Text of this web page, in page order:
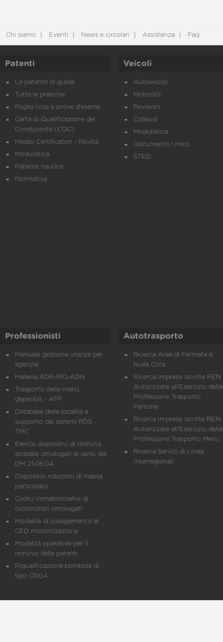
Chi siamo Eventi News e circolari Assistenza Faq
Patenti
La patente di guida
Tutte le pratiche
Foglio rosa e prove d’esame
Carta di Qualificazione del
Conducente (CQC)
Medici Certificatori - Novità
Modulistica
Patente nautica
Normativa
Veicoli
Autoveicoli
Motocicli
Revisioni
Collaudi
Modulistica
Documento Unico
STED
Professionisti
Manuale gestione utenze per
agenzie
Materia ADR-RID-ADN
Trasporto delle merci
deperibili - ATP
Database delle località a
supporto dei sistemi RDS
TMC
Elenco dispositivi di ritenuta
stradale omologati ai sensi del
DM 21.06.04
Dispositivi riduzioni di massa
particolato
Codici immatricolativi di
ciclomotori omologati
Modalità di collegamento al
CED motorizzazione
Modalità operative per il
rinnovo delle patenti
Riqualificazione bombole di
tipo CNG4
Autotrasporto
Ricerca Aree di Fermata e
Nulla Osta
Ricerca Imprese Iscritte REN
Autorizzate all'Esercizio della
Professione Trasporto
Persone
Ricerca Imprese iscritte REN
Autorizzate all'Esercizio della
Professione Trasporto Merci
Ricerca Servizi di Linea
Interregionali